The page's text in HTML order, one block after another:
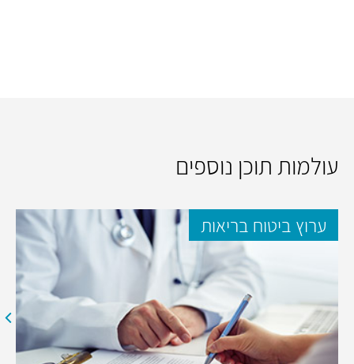
עולמות תוכן נוספים
ערוץ ביטוח בריאות